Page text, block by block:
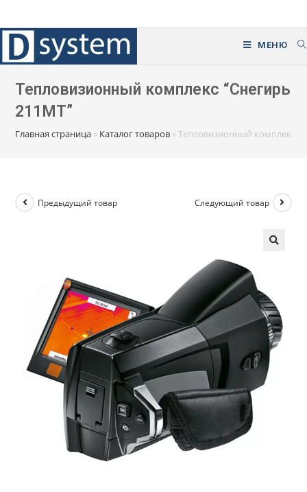
к
содержимому
МЕНЮ
Тепловизионный комплекс “Снегирь
211МТ”
Главная страница » Каталог товаров »Тепловизионный комплекс
Предыдущий товар Следующий товар